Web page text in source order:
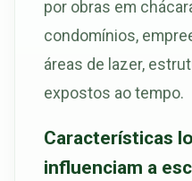
por obras em
condomínios,
áreas de lazer,
expostos ao tempo.
Características
influenciam a